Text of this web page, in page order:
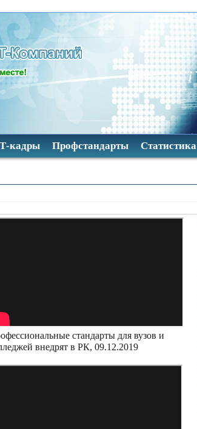
кадры Профстандарты Статистика
стандарты для вузов и
внедрят в РК, 09.12.2019